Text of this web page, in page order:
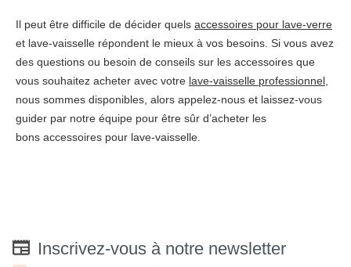
Il peut être difficile de décider quels accessoires pour lave-verre
et lave-vaisselle répondent le mieux à vos besoins. Si vous avez
des questions ou besoin de conseils sur les accessoires que
vous souhaitez acheter avec votre lave-vaisselle professionnel,
nous sommes disponibles, alors appelez-nous et laissez-vous
guider par notre équipe pour être sûr d’acheter les
bons accessoires pour lave-vaisselle.
Inscrivez-vous à notre newsletter